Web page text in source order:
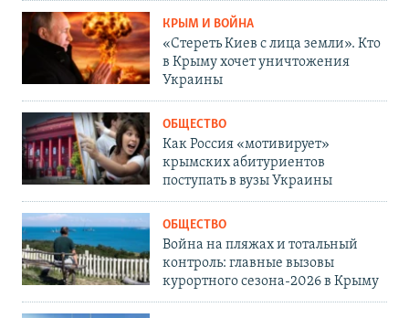
КРЫМ И ВОЙНА
«Стереть Киев с лица земли». Кто
в Крыму хочет уничтожения
Украины
ОБЩЕСТВО
Как Россия «мотивирует»
крымских абитуриентов
поступать в вузы Украины
ОБЩЕСТВО
Война на пляжах и тотальный
контроль: главные вызовы
курортного сезона-2026 в Крыму